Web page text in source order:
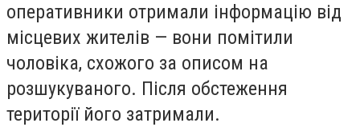
оперативники отримали інформацію від
місцевих жителів — вони помітили
чоловіка, схожого за описом на
розшукуваного. Після обстеження
території його затримали.